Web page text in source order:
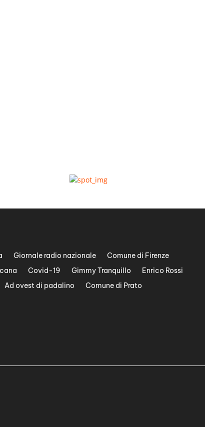
Giornale radio nazionale
Comune di Firenze
Covid-19 Gimmy Tranquillo
Enrico Rossi
Ad ovest di padalino
Comune di Prato